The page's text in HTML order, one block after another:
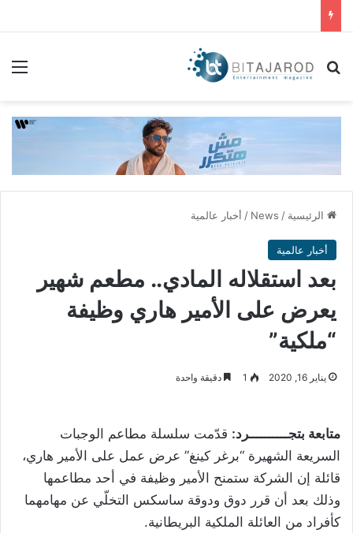
بحث عن
الرئيسية /
News
/ أخبار عالمية
أخبار عالمية
بعد استقلاله المادي.. مطعم شهير
يعرض على الأمير هاري وظيفة
“ملكية”
يناير 16, 2020 1 دقيقة واحدة
متابعة بتجــــــــــرد: قدّمت سلسلة مطاعم الوجبات
السريعة الشهيرة “برغر كينغ” عرض عمل على الأمير هاري،
قائلة إن الشركة ستمنح الأمير وظيفة في أحد مطاعمها
وذلك بعد أن قرر دوق ودوقة ساسكس التخلّي عن مهامهما
كأفراد من العائلة الملكية البريطانية.